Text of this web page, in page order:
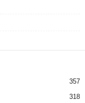
357
318